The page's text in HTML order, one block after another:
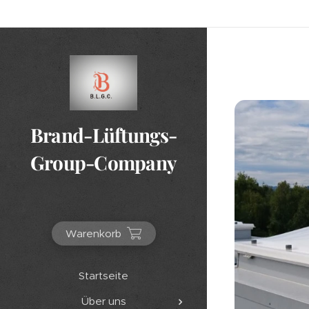
Brand-Lüftungs-
Group-Company
Warenkorb
Startseite
Über uns